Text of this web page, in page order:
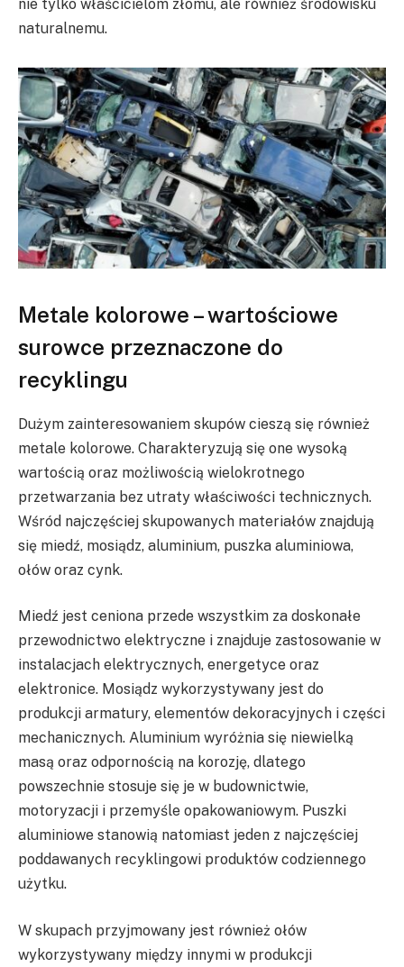
nie tylko właścicielom złomu, ale również środowisku
naturalnemu.
Metale kolorowe – wartościowe
surowce przeznaczone do
recyklingu
Dużym zainteresowaniem skupów cieszą się również
metale kolorowe. Charakteryzują się one wysoką
wartością oraz możliwością wielokrotnego
przetwarzania bez utraty właściwości technicznych.
Wśród najczęściej skupowanych materiałów znajdują
się miedź, mosiądz, aluminium, puszka aluminiowa,
ołów oraz cynk.
Miedź jest ceniona przede wszystkim za doskonałe
przewodnictwo elektryczne i znajduje zastosowanie w
instalacjach elektrycznych, energetyce oraz
elektronice. Mosiądz wykorzystywany jest do
produkcji armatury, elementów dekoracyjnych i części
mechanicznych. Aluminium wyróżnia się niewielką
masą oraz odpornością na korozję, dlatego
powszechnie stosuje się je w budownictwie,
motoryzacji i przemyśle opakowaniowym. Puszki
aluminiowe stanowią natomiast jeden z najczęściej
poddawanych recyklingowi produktów codziennego
użytku.
W skupach przyjmowany jest również ołów
wykorzystywany między innymi w produkcji